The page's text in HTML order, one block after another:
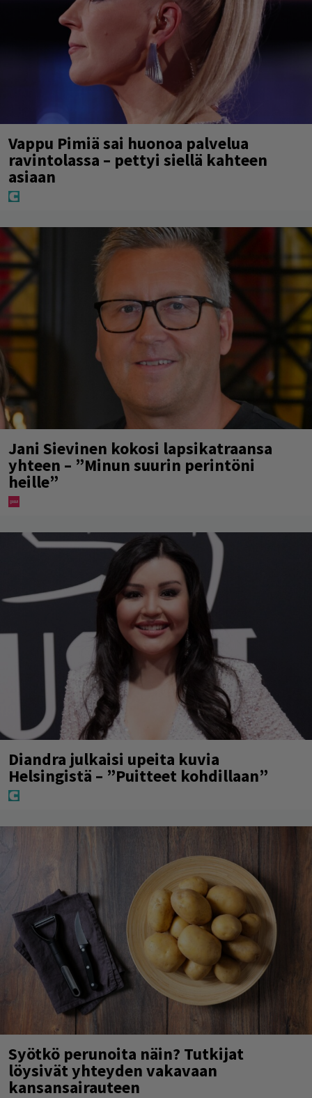
Vappu Pimiä sai huonoa palvelua
ravintolassa – pettyi siellä kahteen
asiaan
Jani Sievinen kokosi lapsikatraansa
yhteen – ”Minun suurin perintöni
heille”
Diandra julkaisi upeita kuvia
Helsingistä – ”Puitteet kohdillaan”
Syötkö perunoita näin? Tutkijat
löysivät yhteyden vakavaan
kansansairauteen